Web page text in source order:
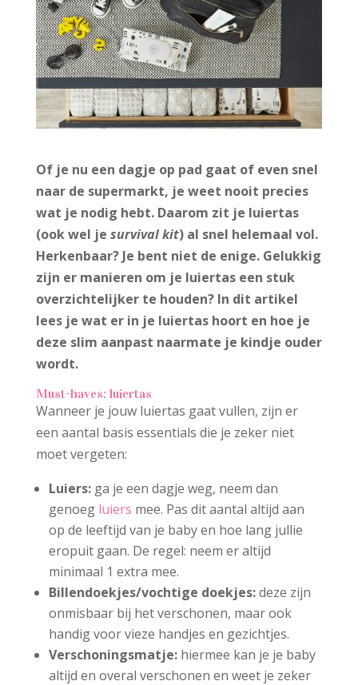
Of je nu een dagje op pad gaat of even snel
naar de supermarkt, je weet nooit precies
wat je nodig hebt. Daarom zit je luiertas
(ook wel je survival kit) al snel helemaal vol.
Herkenbaar? Je bent niet de enige. Gelukkig
zijn er manieren om je luiertas een stuk
overzichtelijker te houden? In dit artikel
lees je wat er in je luiertas hoort en hoe je
deze slim aanpast naarmate je kindje ouder
wordt.
Must-haves: luiertas
Wanneer je jouw luiertas gaat vullen, zijn er
een aantal basis essentials die je zeker niet
moet vergeten:
Luiers:ga je een dagje weg, neem dan
genoeg luiers mee. Pas dit aantal altijd aan
op de leeftijd van je baby en hoe lang jullie
eropuit gaan. De regel: neem er altijd
minimaal 1 extra mee.
Billendoekjes/vochtige doekjes:deze zijn
onmisbaar bij het verschonen, maar ook
handig voor vieze handjes en gezichtjes.
Verschoningsmatje:hiermee kan je je baby
altijd en overal verschonen en weet je zeker